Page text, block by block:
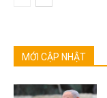
MỚI CẬP NHẬT